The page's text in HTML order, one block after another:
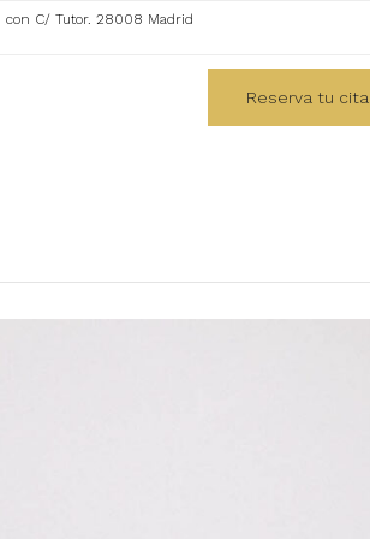
con C/ Tutor. 28008 Madrid
Reserva tu cita